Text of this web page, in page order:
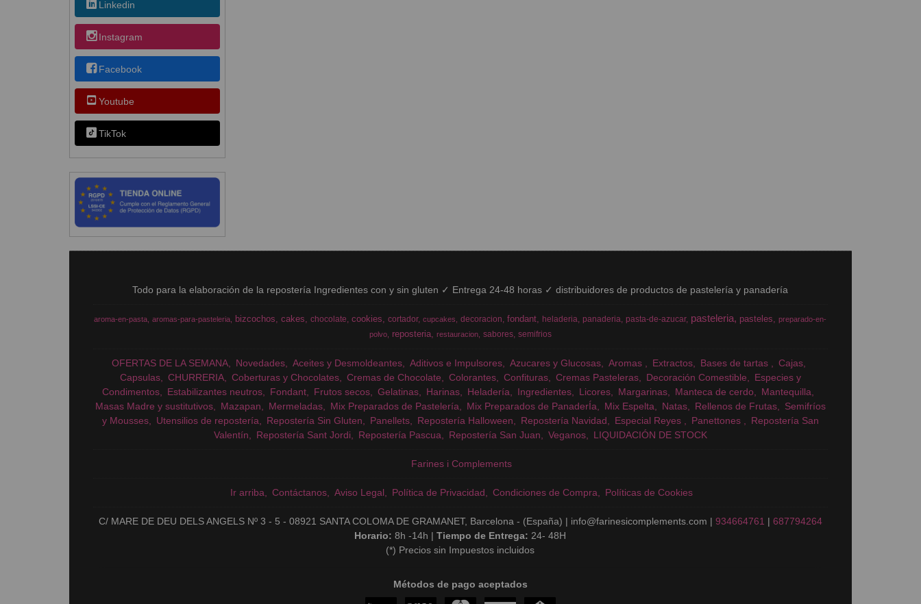
Linkedin
Instagram
Facebook
Youtube
TikTok
Todo para la elaboración de la repostería Ingredientes con y sin gluten ✓ Entrega 24-48 horas ✓ distribuidores de productos de pastelería y panadería
aroma-en-pasta aromas-para-pasteleria bizcochos cakes chocolate cookies cortador cupcakes decoracion fondant heladeria panaderia pasta-de-azucar pasteleria pasteles
preparado-en-
polvo
reposteria restauracion sabores semifrios
OFERTAS DE LA SEMANA Novedades Aceites y Desmoldeantes Aditivos e Impulsores Azucares y Glucosas Aromas Extractos Bases de tartas
Cajas
Capsulas
CHURRERIA Coberturas y Chocolates Cremas de Chocolate Colorantes Confituras Cremas Pasteleras Decoración Comestible
Especies y
Condimentos
Estabilizantes neutros Fondant Frutos secos Gelatinas Harinas Heladería Ingredientes Licores Margarinas Manteca de cerdo
Mantequilla
Masas Madre y sustitutivos
Mazapan Mermeladas Mix Preparados de Pastelería Mix Preparados de PanaderÍa Mix Espelta Natas Rellenos de Frutas
Semifríos
y Mousses
Utensilios de repostería Repostería Sin Gluten Panellets Repostería Halloween Repostería Navidad Especial Reyes Panettones
Repostería San
Valentín
Repostería Sant Jordi Repostería Pascua Repostería San Juan Veganos LIQUIDACIÓN DE STOCK
Farines i Complements
Ir arriba Contáctanos Aviso Legal Política de Privacidad Condiciones de Compra Políticas de Cookies
C/ MARE DE DEU DELS ANGELS Nº 3 - 5 - 08921 SANTA COLOMA DE GRAMANET, Barcelona - (España) | info@farinesicomplements.com | 934664761 | 687794264
Horario:8h -14h |Tiempo de Entrega: 24- 48H
(*) Precios sin Impuestos incluidos
Métodos de pago aceptados